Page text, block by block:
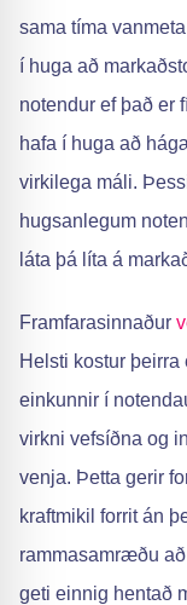
sama tíma
í huga að
notendur ef það er
hafa í huga að
virkilega máli.
hugsanlegum
láta þá líta á
Framfarasinnaður
Helsti kostur
einkunnir í
virkni vefsíðna og
venja. Þetta gerir
kraftmikil forrit án
rammasamræðu
geti einnig hentað